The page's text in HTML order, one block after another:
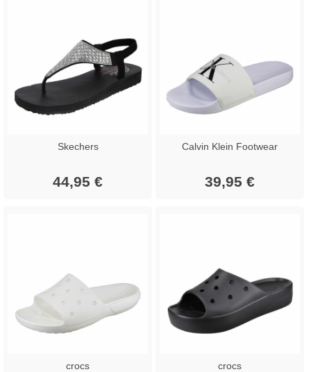
Skechers
44,95 €
Calvin Klein Footwear
39,95 €
crocs crocs